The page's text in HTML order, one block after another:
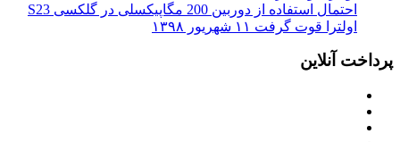
احتمال استفاده از دوربین 200 مگاپیکسلی در گلکسی S23
اولترا قوت گرفت ۱۱ شهریور ۱۳۹۸
پرداخت آنلاین